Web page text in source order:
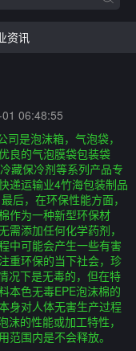
资讯
06:48:55
是泡沫箱，气泡袋，
良的气泡膜袋包装袋
藏保冷剂等系列产品专
递运输业4竹海包装制品
后，在环保性能方面，
作为一种新型环保材
添加任何化学药剂，
中可能会产生一些有害
重环保的当下社会，珍
况下是无毒的，但在特
本色无毒EPE泡沫棉的
身对人体无害生产过程
的性能或加工特性，
围内是不会释放。